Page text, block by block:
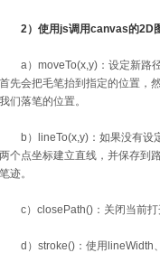
2）使用js调用canvas的2D
a）moveTo(x,y)：设定新路
首先会把毛笔抬到指定的位置，
我们落笔的位置。
b）lineTo(x,y)：如果没有设
两个点坐标建立直线，并保存到
笔迹。
c）closePath()：关闭当前打
d）stroke()：使用lineWidth